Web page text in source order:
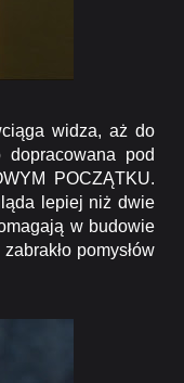
widza, aż do
pod
POCZĄTKU.
lepiej niż dwie
w budowie
pomysłów